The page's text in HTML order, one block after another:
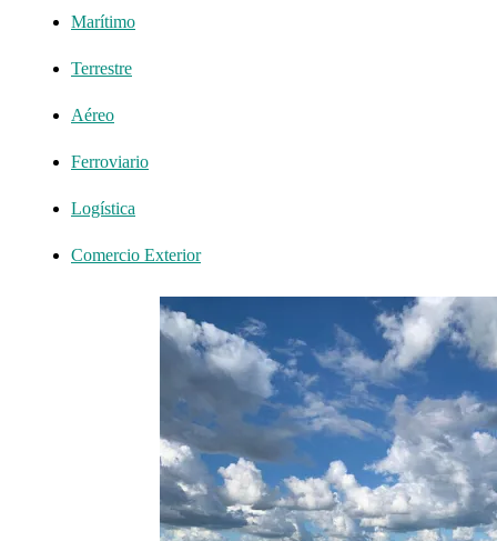
Marítimo
Terrestre
Aéreo
Ferroviario
Logística
Comercio Exterior